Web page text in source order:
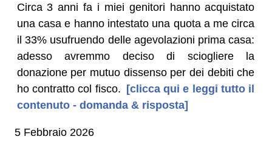
Circa 3 anni fa i miei genitori hanno acquistato
una casa e hanno intestato una quota a me circa
il 33% usufruendo delle agevolazioni prima casa:
adesso avremmo deciso di sciogliere la
donazione per mutuo dissenso per dei debiti che
ho contratto col fisco. [clicca qui e leggi tutto il
contenuto - domanda & risposta]
5 Febbraio 2026